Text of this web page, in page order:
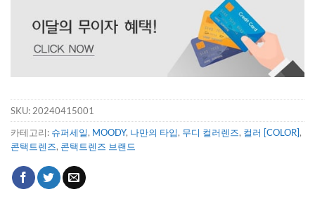
SKU: 20240415001
카테고리: 슈퍼세일, MOODY, 나만의 타입, 무디 컬러렌즈, 컬러 [COLOR],
콘택트렌즈, 콘택트렌즈 브랜드